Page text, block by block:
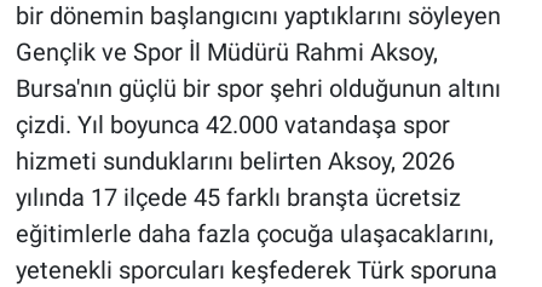
bir dönemin başlangıcını yaptıklarını söyleyen
Gençlik ve Spor İl Müdürü Rahmi Aksoy,
Bursa'nın güçlü bir spor şehri olduğunun altını
çizdi. Yıl boyunca 42.000 vatandaşa spor
hizmeti sunduklarını belirten Aksoy, 2026
yılında 17 ilçede 45 farklı branşta ücretsiz
eğitimlerle daha fazla çocuğa ulaşacaklarını,
yetenekli sporcuları keşfederek Türk sporuna